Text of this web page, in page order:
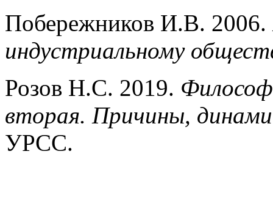
Побережников И.В. 2006.
индустриальному
Розов Н.С. 2019.
вторая. Причины,
УРСС.